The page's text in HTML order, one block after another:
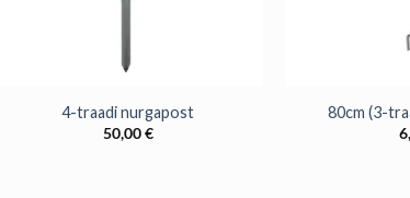
4-traadi nurgapost
50,00€
80cm (3-